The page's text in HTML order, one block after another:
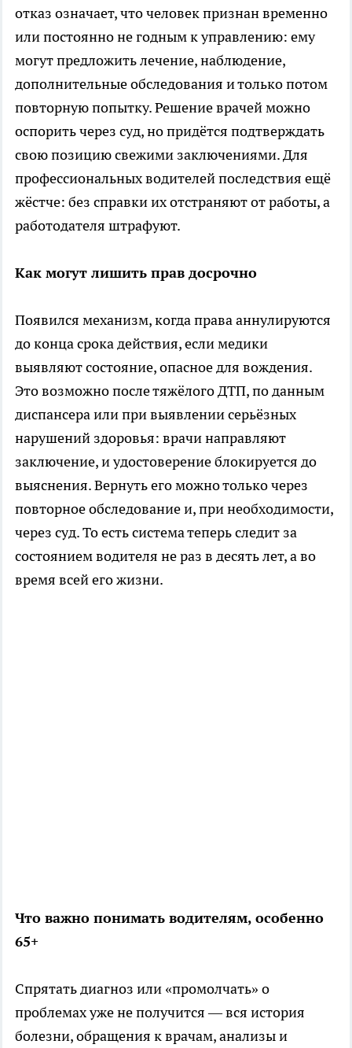
отказ означает, что человек признан временно
или постоянно не годным к управлению: ему
могут предложить лечение, наблюдение,
дополнительные обследования и только потом
повторную попытку. Решение врачей можно
оспорить через суд, но придётся подтверждать
свою позицию свежими заключениями. Для
профессиональных водителей последствия ещё
жёстче: без справки их отстраняют от работы, а
работодателя штрафуют.
Как могут лишить прав досрочно
Появился механизм, когда права аннулируются
до конца срока действия, если медики
выявляют состояние, опасное для вождения.
Это возможно после тяжёлого ДТП, по данным
диспансера или при выявлении серьёзных
нарушений здоровья: врачи направляют
заключение, и удостоверение блокируется до
выяснения. Вернуть его можно только через
повторное обследование и, при необходимости,
через суд. То есть система теперь следит за
состоянием водителя не раз в десять лет, а во
время всей его жизни.
Что важно понимать водителям, особенно
65+
Спрятать диагноз или «промолчать» о
проблемах уже не получится — вся история
болезни, обращения к врачам, анализы и